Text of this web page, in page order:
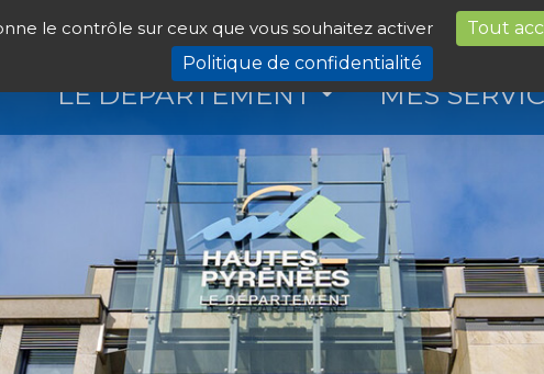
le contrôle sur ceux que vous souhaitez activer Tout
Politique de confidentialité
LE DÉPARTEMENT MES